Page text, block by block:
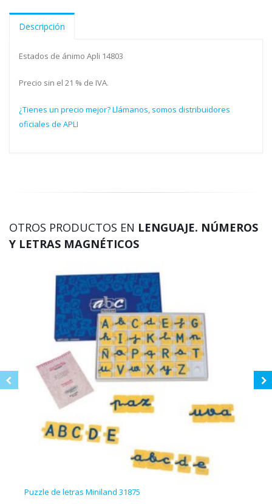
Descripción
Estados de ánimo Apli 14803
Precio sin el 21 % de IVA.
¿Tienes un precio mejor? Llámanos, somos distribuidores
oficiales de APLI
OTROS PRODUCTOS EN LENGUAJE. NÚMEROS
Y LETRAS MAGNÉTICOS
Puzzle de letras Miniland 31875